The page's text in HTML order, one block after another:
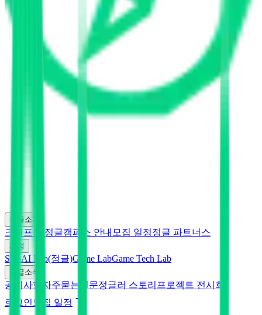
정글소개
크래프톤 정글캠퍼스 안내 모집 일정정글 파트너스
과정
SW-AI Lab(정글)Game LabGame Tech Lab
정글소식
공지사항 자주묻는질문정글러 스토리 프로젝트 전시회
로그인 모집 일정